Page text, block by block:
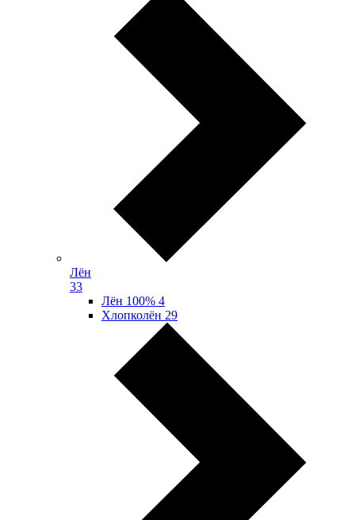
Лён
33
Лён 100% 4
Хлопколён 29